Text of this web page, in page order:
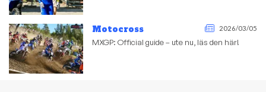
Motocross 2026/03/05
MXGP: Official guide – ute nu, läs den här!